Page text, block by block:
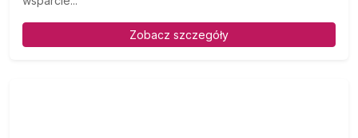
Zobacz szczegóły